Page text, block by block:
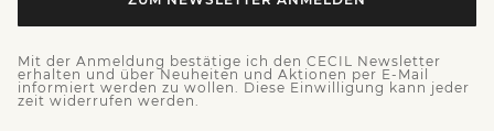
Mit der Anmeldung bestätige ich den CECIL Newsletter
erhalten und über Neuheiten und Aktionen per E-Mail
informiert werden zu wollen. Diese Einwilligung kann jeder
zeit widerrufen werden.